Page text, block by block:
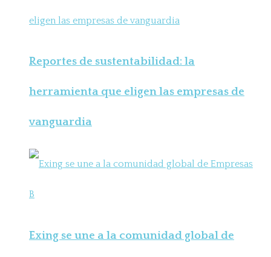
Reportes de sustentabilidad: la
herramienta que eligen las empresas de
vanguardia
Exing se une a la comunidad global de